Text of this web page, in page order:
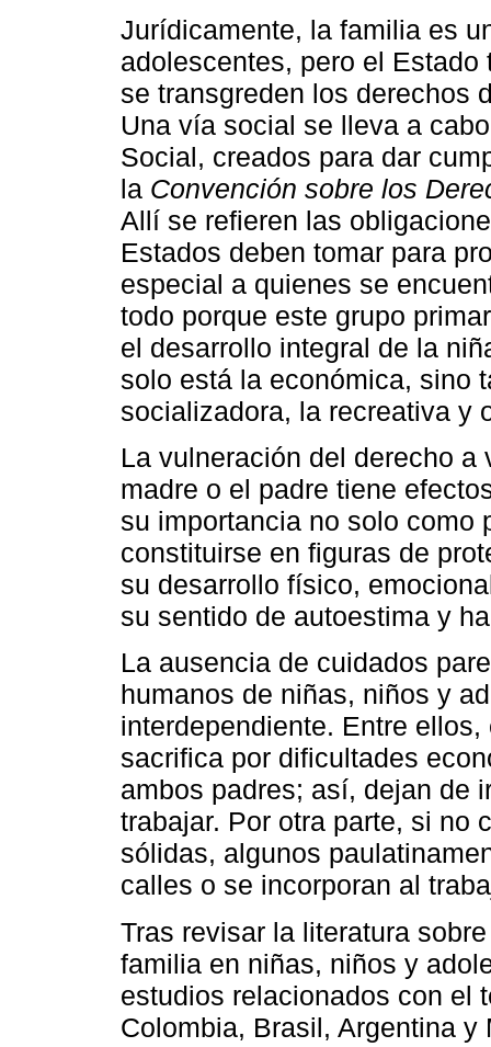
Jurídicamente, la familia es
adolescentes, pero el
se transgreden los derechos
Una vía social se lleva a
Social, creados para dar
la Convención sobre los
Allí se refieren las
Estados deben tomar para
especial a quienes se
todo porque este grupo
el desarrollo integral de la
solo está la económica, sino
socializadora, la recreativa y
La vulneración del derecho
madre o el padre tiene
su importancia no solo como
constituirse en figuras de
su desarrollo físico,
su sentido de autoestima y
La ausencia de cuidados
humanos de niñas, niños y
interdependiente. Entre
sacrifica por dificultades
ambos padres; así, dejan de
trabajar. Por otra parte, si no
sólidas, algunos
calles o se incorporan al
Tras revisar la literatura
familia en niñas, niños y
estudios relacionados con el
Colombia, Brasil, Argentina